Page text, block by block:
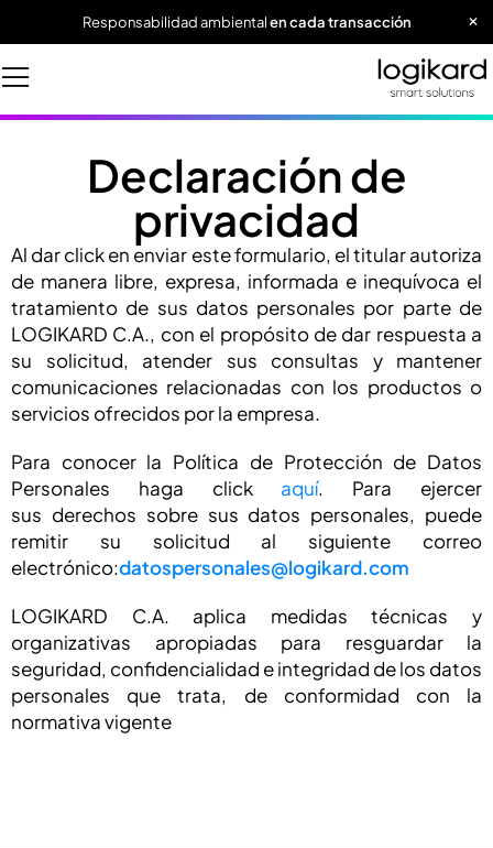
Responsabilidad ambientalen cada transacción
Declaración de
privacidad
Al dar click en enviar este formulario, el titular autoriza
de manera libre, expresa, informada e inequívoca el
tratamiento de sus datos personales por parte de
LOGIKARD C.A., con el propósito de dar respuesta a
su solicitud, atender sus consultas y mantener
comunicaciones relacionadas con los productos o
servicios ofrecidos por la empresa.
Para conocer la Política de Protección de Datos
Personales haga click aquí. Para ejercer
sus derechos sobre sus datos personales, puede
remitir su solicitud al siguiente correo
electrónico:datospersonales@logikard.com
LOGIKARD C.A. aplica medidas técnicas y
organizativas apropiadas para resguardar la
seguridad, confidencialidad e integridad de los datos
personales que trata, de conformidad con la
normativa vigente